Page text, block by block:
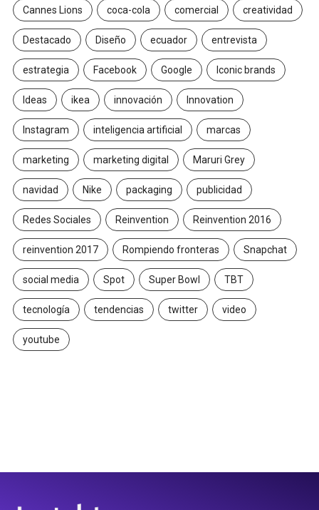
Cannes Lions coca-cola comercial creatividad
Destacado Diseño ecuador entrevista
estrategia Facebook Google Iconic brands
Ideas ikea innovación Innovation
Instagram inteligencia artificial marcas
marketing marketing digital Maruri Grey
navidad Nike packaging publicidad
Redes Sociales Reinvention Reinvention 2016
reinvention 2017 Rompiendo fronteras Snapchat
social media Spot Super Bowl TBT
tecnología tendencias twitter video
youtube